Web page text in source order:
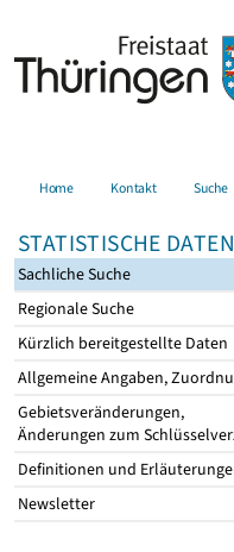
Home Kontakt Suche
STATISTISCHE DATEN
Sachliche Suche
Regionale Suche
Kürzlich bereitgestellte Daten
Allgemeine Angaben,
Gebietsveränderungen,
Änderungen zum
Definitionen und
Newsletter